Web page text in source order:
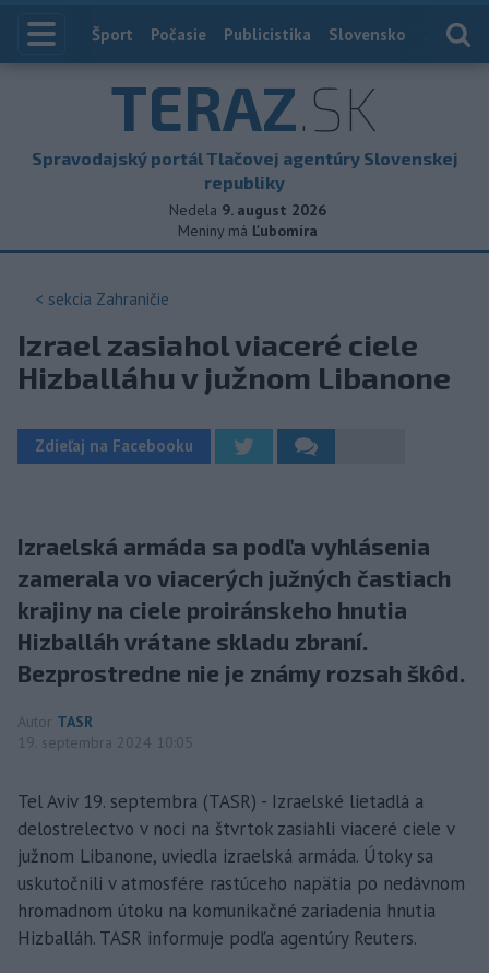
Index
Šport Počasie Publicistika Slovensko
TERAZ.SK
Spravodajský portál Tlačovej agentúry Slovenskej
republiky
Nedela 9. august 2026
Meniny má Ľubomíra
< sekcia Zahraničie
Izrael zasiahol viaceré ciele
Hizballáhu v južnom Libanone
Zdieľaj na Facebooku
Izraelská armáda sa podľa vyhlásenia
zamerala vo viacerých južných častiach
krajiny na ciele proiránskeho hnutia
Hizballáh vrátane skladu zbraní.
Bezprostredne nie je známy rozsah škôd.
Autor TASR
19. septembra 2024 10:05
Tel Aviv 19. septembra (TASR) - Izraelské lietadlá a
delostrelectvo v noci na štvrtok zasiahli viaceré ciele v
južnom Libanone, uviedla izraelská armáda. Útoky sa
uskutočnili v atmosfére rastúceho napätia po nedávnom
hromadnom útoku na komunikačné zariadenia hnutia
Hizballáh. TASR informuje podľa agentúry Reuters.